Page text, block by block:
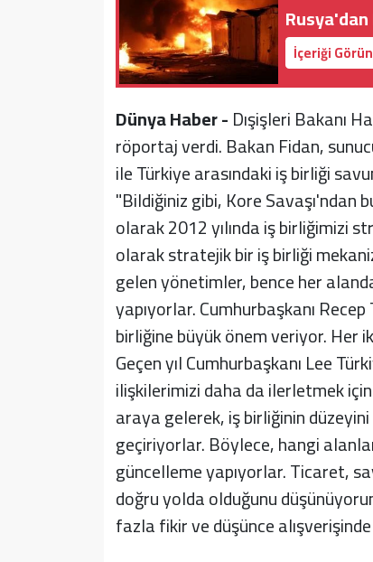
Rusya'dan
İçeriği
Dünya Haber -Dışişleri Bakanı
röportaj verdi. Bakan Fidan,
ile Türkiye arasındaki iş birliği
"Bildiğiniz gibi, Kore
olarak 2012 yılında iş birliğimizi
olarak stratejik bir iş birliği
gelen yönetimler, bence her
yapıyorlar. Cumhurbaşkanı
birliğine büyük önem veriyor.
Geçen yıl Cumhurbaşkanı Lee
ilişkilerimizi daha da ilerletmek
araya gelerek, iş birliğinin
geçiriyorlar. Böylece, hangi
güncelleme yapıyorlar. Ticaret,
doğru yolda olduğunu
fazla fikir ve düşünce